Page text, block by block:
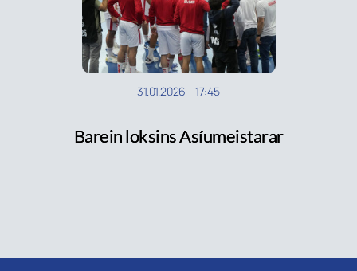
31.01.2026 - 17:45
Barein loksins Asíumeistarar